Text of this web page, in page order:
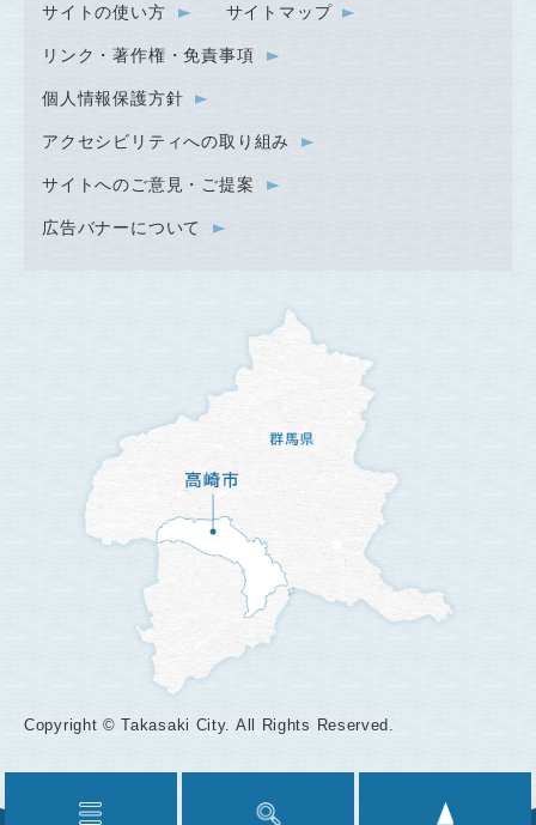
サイトの使い方 サイトマップ
リンク・著作権・免責事項
個人情報保護方針
アクセシビリティへの取り組み
サイトへのご意見・ご提案
広告バナーについて
Copyright © Takasaki City. All Rights Reserved.